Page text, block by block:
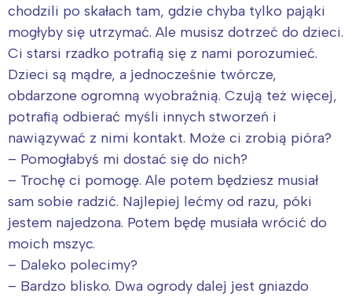
chodzili po skałach tam, gdzie chyba tylko pająki
mogłyby się utrzymać. Ale musisz dotrzeć do dzieci.
Ci starsi rzadko potrafią się z nami porozumieć.
Dzieci są mądre, a jednocześnie twórcze,
obdarzone ogromną wyobraźnią. Czują też więcej,
potrafią odbierać myśli innych stworzeń i
nawiązywać z nimi kontakt. Może ci zrobią pióra?
– Pomogłabyś mi dostać się do nich?
– Trochę ci pomogę. Ale potem będziesz musiał
sam sobie radzić. Najlepiej lećmy od razu, póki
jestem najedzona. Potem będę musiała wrócić do
moich mszyc.
– Daleko polecimy?
– Bardzo blisko. Dwa ogrody dalej jest gniazdo